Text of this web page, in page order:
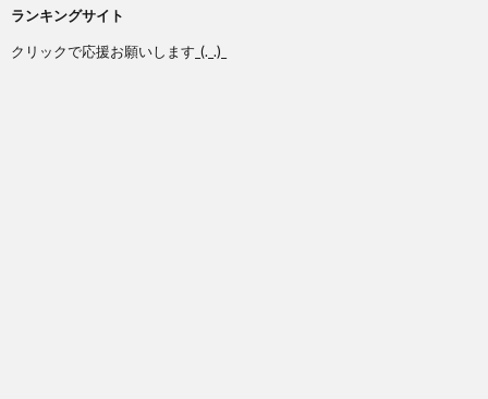
ランキングサイト
クリックで応援お願いします_(._.)_